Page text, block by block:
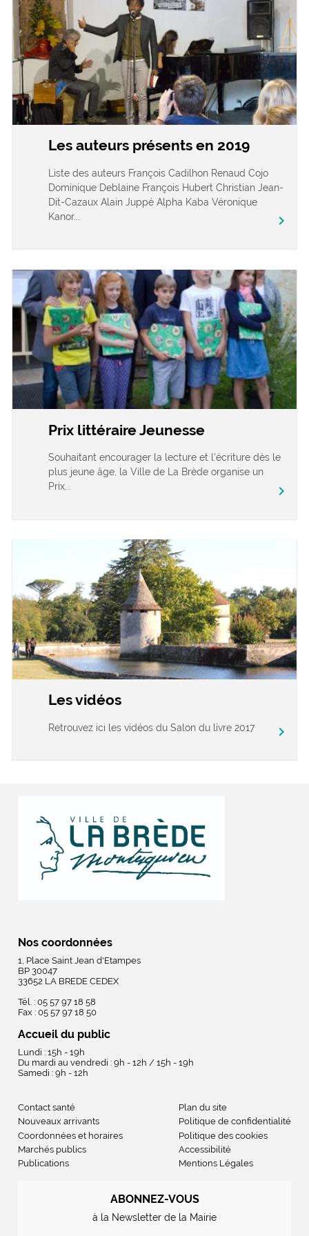
Les auteurs présents en 2019
Liste des auteurs François Cadilhon Renaud Cojo
Dominique Deblaine François Hubert Christian Jean-
Dit-Cazaux Alain Juppé Alpha Kaba Véronique
Kanor...
chevron_right
Prix littéraire Jeunesse
Souhaitant encourager la lecture et l’écriture dès le
plus jeune âge, la Ville de La Brède organise un
Prix...
chevron_right
Les vidéos
Retrouvez ici les vidéos du Salon du livre 2017 chevron_right
Nos coordonnées
1, Place Saint Jean d'Etampes
BP 30047
33652 LA BREDE CEDEX
Tél. : 05 57 97 18 58
Fax : 05 57 97 18 50
Accueil du public
Lundi : 15h - 19h
Du mardi au vendredi : 9h - 12h / 15h - 19h
Samedi : 9h - 12h
Contact santé
Nouveaux arrivants
Coordonnées et horaires
Marchés publics
Publications
Plan du site
Politique de confidentialité
Politique des cookies
Accessibilité
Mentions Légales
ABONNEZ-VOUS
à la Newsletter de la Mairie